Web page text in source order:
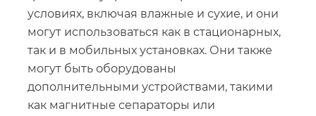
условиях, включая влажные и сухие, и они
могут использоваться как в стационарных,
так и в мобильных установках. Они также
могут быть оборудованы
дополнительными устройствами, такими
как магнитные сепараторы или